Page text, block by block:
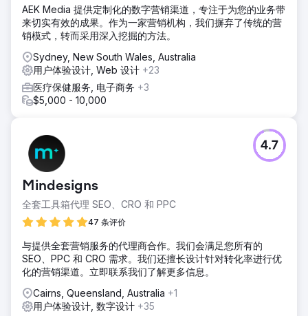
AEK Media 提供定制化的数字营销渠道，专注于为您的业务带
来切实有效的成果。作为一家营销机构，我们摒弃了传统的营
销模式，转而采用深入挖掘的方法。
Sydney, New South Wales, Australia
用户体验设计, Web 设计 +23
医疗保健服务, 电子商务 +3
$5,000 - 10,000
Mindesigns
全套工具箱代理 SEO、CRO 和 PPC
47 条评价
4.7
与提供全套营销服务的代理商合作。我们会满足您所有的
SEO、PPC 和 CRO 需求。我们还擅长设计针对转化率进行优
化的营销渠道。立即联系我们了解更多信息。
Cairns, Queensland, Australia +1
用户体验设计, 数字设计 +35